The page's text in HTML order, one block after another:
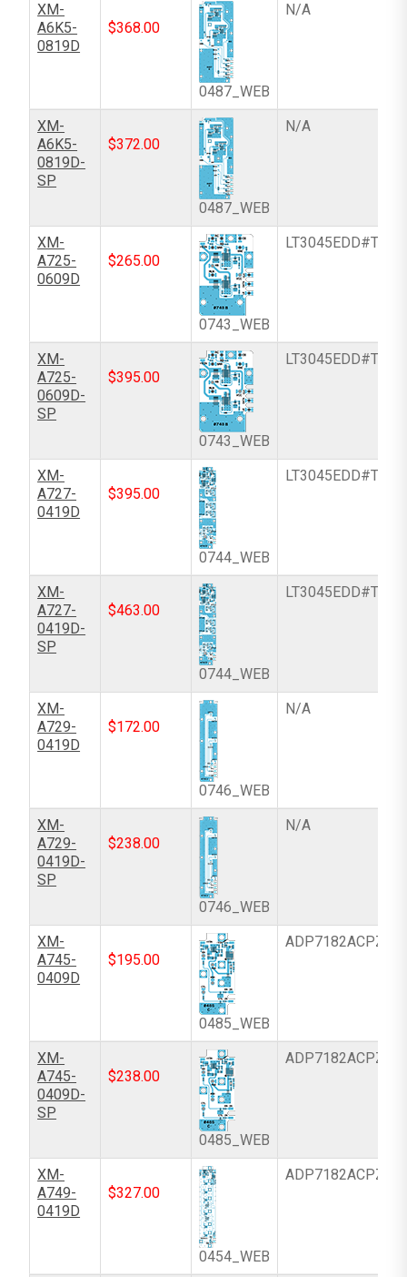
XM-
A6K5-
0819D
$368.00
0487_WEB
N/A
XM-
A6K5-
0819D-
SP
$372.00
0487_WEB
N/A
XM-
A725-
0609D
$265.00
0743_WEB
XM-
A725-
0609D-
SP
$395.00
0743_WEB
XM-
A727-
0419D
$395.00
0744_WEB
XM-
A727-
0419D-
SP
$463.00
0744_WEB
XM-
A729-
0419D
$172.00
0746_WEB
N/A
XM-
A729-
0419D-
SP
$238.00
0746_WEB
N/A
XM-
A745-
0409D
$195.00
0485_WEB
ADP7182ACPZ-R7
XM-
A745-
0409D-
SP
$238.00
0485_WEB
ADP7182ACPZ-R7
XM-
A749-
0419D
$327.00
0454_WEB
ADP7182ACPZ-R7